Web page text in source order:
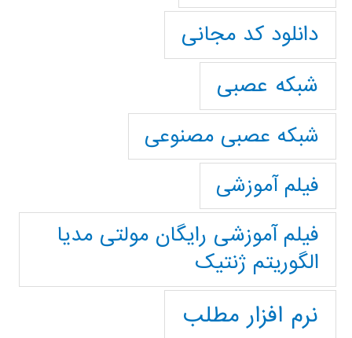
دانلود کد مجانی
شبکه عصبی
شبکه عصبی مصنوعی
فیلم آموزشی
فیلم آموزشی رایگان مولتی مدیا
الگوریتم ژنتیک
نرم افزار مطلب